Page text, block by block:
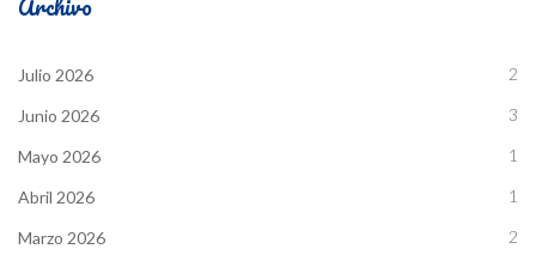
Julio 2026 2
Junio 2026 3
Mayo 2026 1
Abril 2026 1
Marzo 2026 2